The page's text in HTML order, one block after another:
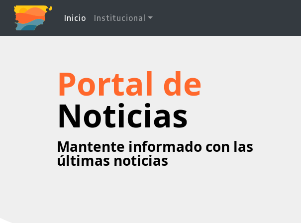
Inicio (current)
Institucional
Portal de
Noticias
Mantente informado con las
últimas noticias